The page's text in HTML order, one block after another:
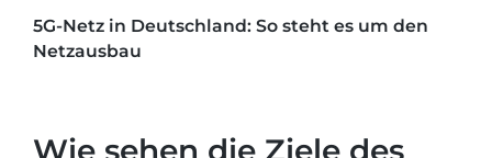
5G-Netz in Deutschland: So steht es um den
Netzausbau
Wie sehen die Ziele des